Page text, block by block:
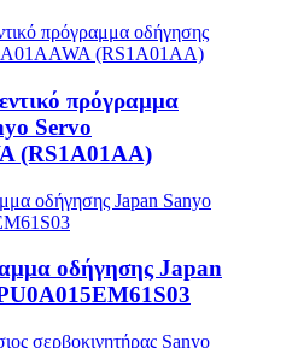
πρόγραμμα
Servo
(RS1A01AA)
οδήγησης Japan